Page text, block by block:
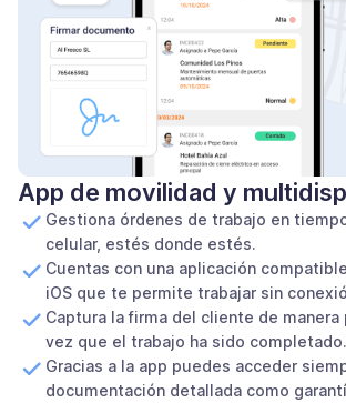
App de movilidad y
Gestiona órdenes de trabajo en
celular, estés donde estés.
Cuentas con una aplicación
iOS que te permite trabajar sin
Captura la firma del cliente de manera
vez que el trabajo ha sido completado.
Gracias a la app puedes acceder
documentación detallada como